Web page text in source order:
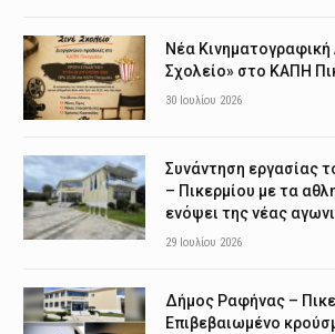
Νέα Κινηματογραφική
Σχολείο» στο ΚΑΠΗ
30 Ιουλίου 2026
Συνάντηση εργασίας
– Πικερμίου με τα
ενόψει της νέας
29 Ιουλίου 2026
Δήμος Ραφήνας –
Επιβεβαιωμένο